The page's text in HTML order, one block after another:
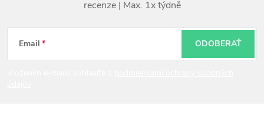
ä
Email ODOBERAŤ